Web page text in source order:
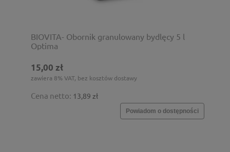
BIOVITA- Obornik granulowany bydlęcy 5 l
Optima
15,00 zł
zawiera 8% VAT, bez kosztów dostawy
Cena netto: 13,89 zł
Powiadom o dostępności